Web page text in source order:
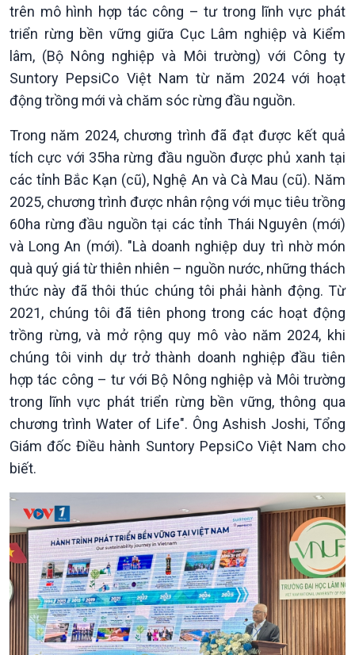
Thời sự 18h
Thời sự 21h30
Bản tin
Chuyên mục
Theo dòng Thời sự
Chính trị
Tin Chính trị
Chính phủ với người dân
Quốc hội với cử tri
Xây dựng đảng
Đảng trong cuộc sống
Thế giới
Tin thế giới
Vấn đề quốc tế
Hồ sơ sự kiện quốc tế
Thế giới & Việt Nam
Biên cương - Một dải vững
trên mô hình hợp tác công – tư trong lĩnh vực phát
triển rừng bền vững giữa Cục Lâm nghiệp và Kiểm
lâm, (Bộ Nông nghiệp và Môi trường) với Công ty
Suntory PepsiCo Việt Nam từ năm 2024 với hoạt
động trồng mới và chăm sóc rừng đầu nguồn.
Trong năm 2024, chương trình đã đạt được kết quả
tích cực với 35ha rừng đầu nguồn được phủ xanh tại
các tỉnh Bắc Kạn (cũ), Nghệ An và Cà Mau (cũ). Năm
2025, chương trình được nhân rộng với mục tiêu trồng
60ha rừng đầu nguồn tại các tỉnh Thái Nguyên (mới)
và Long An (mới). "Là doanh nghiệp duy trì nhờ món
quà quý giá từ thiên nhiên – nguồn nước, những thách
thức này đã thôi thúc chúng tôi phải hành động. Từ
2021, chúng tôi đã tiên phong trong các hoạt động
trồng rừng, và mở rộng quy mô vào năm 2024, khi
chúng tôi vinh dự trở thành doanh nghiệp đầu tiên
hợp tác công – tư với Bộ Nông nghiệp và Môi trường
trong lĩnh vực phát triển rừng bền vững, thông qua
chương trình Water of Life". Ông Ashish Joshi, Tổng
Giám đốc Điều hành Suntory PepsiCo Việt Nam cho
biết.